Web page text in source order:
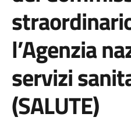
l’Agenzia
servizi
(SALUTE)